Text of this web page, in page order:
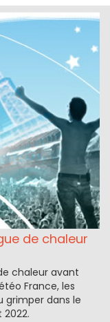
de chaleur
chaleur avant
France, les
grimper dans le